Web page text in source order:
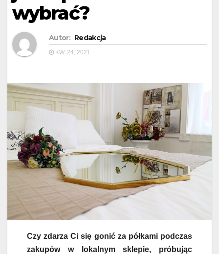
wybrać?
Autor: Redakcja
KW. 24, 2021
Czy zdarza Ci się gonić za półkami podczas
zakupów w lokalnym sklepie, próbując